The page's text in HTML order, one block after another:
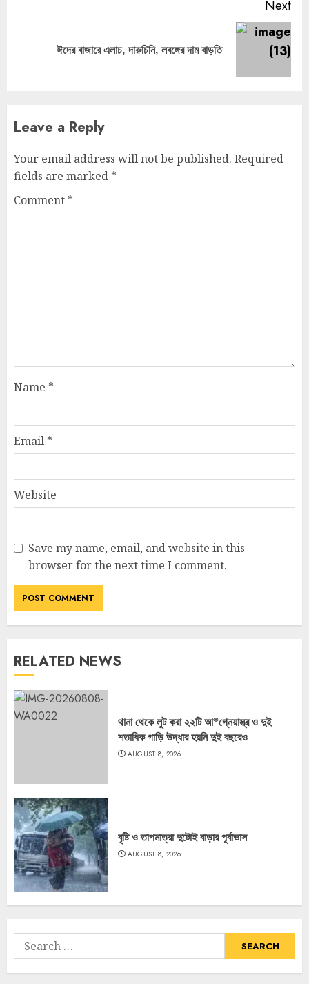
Next
ঈদের বাজারে এলাচ, দারুচিনি, লবঙ্গের দাম বাড়তি
Leave a Reply
Your email address will not be published. Required
fields are marked *
Comment *
Name *
Email *
Website
Save my name, email, and website in this
browser for the next time I comment.
RELATED NEWS
থানা থেকে লুট করা ২২টি আ*গ্নেয়াস্ত্র ও দুই
শতাধিক গাড়ি উদ্ধার হয়নি দুই বছরেও
AUGUST 8, 2026
বৃষ্টি ও তাপমাত্রা দুটোই বাড়ার পূর্বাভাস
AUGUST 8, 2026
Search
for: